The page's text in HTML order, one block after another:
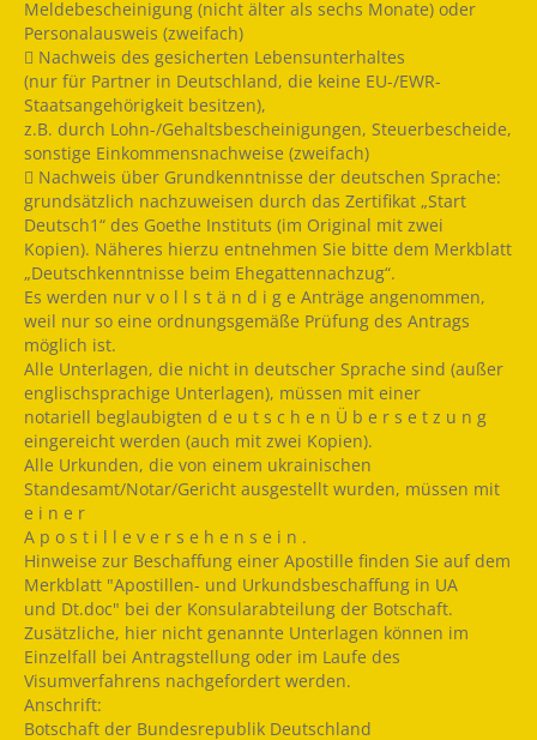
Meldebescheinigung (nicht älter als sechs Monate) oder
Personalausweis (zweifach)
 Nachweis des gesicherten Lebensunterhaltes
(nur für Partner in Deutschland, die keine EU-/EWR-
Staatsangehörigkeit besitzen),
z.B. durch Lohn-/Gehaltsbescheinigungen, Steuerbescheide,
sonstige Einkommensnachweise (zweifach)
 Nachweis über Grundkenntnisse der deutschen Sprache:
grundsätzlich nachzuweisen durch das Zertifikat „Start
Deutsch1“ des Goethe Instituts (im Original mit zwei
Kopien). Näheres hierzu entnehmen Sie bitte dem Merkblatt
„Deutschkenntnisse beim Ehegattennachzug“.
Es werden nur v o l l s t ä n d i g e Anträge angenommen,
weil nur so eine ordnungsgemäße Prüfung des Antrags
möglich ist.
Alle Unterlagen, die nicht in deutscher Sprache sind (außer
englischsprachige Unterlagen), müssen mit einer
notariell beglaubigten d e u t s c h e n Ü b e r s e t z u n g
eingereicht werden (auch mit zwei Kopien).
Alle Urkunden, die von einem ukrainischen
Standesamt/Notar/Gericht ausgestellt wurden, müssen mit
e i n e r
A p o s t i l l e v e r s e h e n s e i n .
Hinweise zur Beschaffung einer Apostille finden Sie auf dem
Merkblatt "Apostillen- und Urkundsbeschaffung in UA
und Dt.doc" bei der Konsularabteilung der Botschaft.
Zusätzliche, hier nicht genannte Unterlagen können im
Einzelfall bei Antragstellung oder im Laufe des
Visumverfahrens nachgefordert werden.
Anschrift:
Botschaft der Bundesrepublik Deutschland